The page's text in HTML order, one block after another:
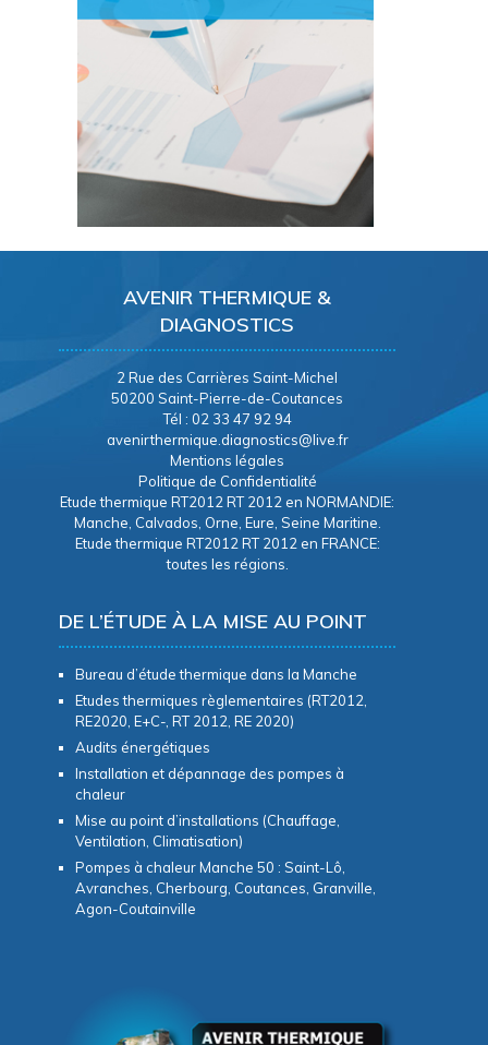
AVENIR THERMIQUE &
DIAGNOSTICS
2 Rue des Carrières Saint-Michel
50200 Saint-Pierre-de-Coutances
Tél : 02 33 47 92 94
avenirthermique.diagnostics@live.fr
Mentions légales
Politique de Confidentialité
Etude thermique RT2012 RT 2012 en NORMANDIE:
Manche, Calvados, Orne, Eure, Seine Maritine.
Etude thermique RT2012 RT 2012 en FRANCE:
toutes les régions.
DE L’ÉTUDE À LA MISE AU POINT
Bureau d’étude thermique dans la Manche
Etudes thermiques règlementaires (RT2012,
RE2020, E+C-, RT 2012, RE 2020)
Audits énergétiques
Installation et dépannage des pompes à
chaleur
Mise au point d’installations (Chauffage,
Ventilation, Climatisation)
Pompes à chaleur Manche 50 : Saint-Lô,
Avranches, Cherbourg, Coutances, Granville,
Agon-Coutainville